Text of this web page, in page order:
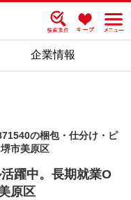
企業情報
の梱包・仕分け・ピ
市美原区
躍中。長期就業O
原区